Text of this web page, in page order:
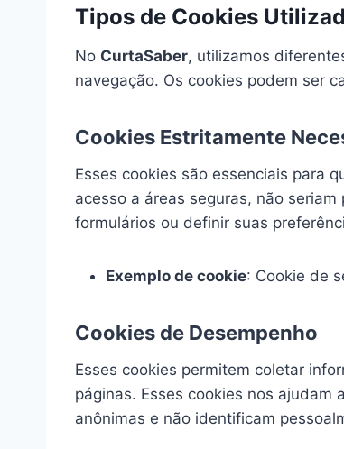
Tipos de Cookies
No CurtaSaber, utilizamos
navegação. Os cookies podem ser
Cookies Estritamente
Esses cookies são essenciais para
acesso a áreas seguras, não
formulários ou definir suas
Exemplo de cookie: Cookie de
Cookies de Desempenho
Esses cookies permitem coletar
páginas. Esses cookies nos
anônimas e não identificam